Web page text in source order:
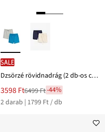
SALE
Dzsörzé rövidnadrág (2 db-os csomag) pamuttal
Új
ár
3598 Ft
Leárazva
6499 Ft
6499 Ft-44%
2 darab | 1799 Ft / db